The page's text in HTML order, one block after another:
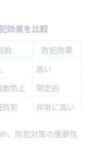
ムの選び方
スフィルムの特長
ルムのポイント
ィルムの違いを
ィルムをチェッ
効果を比較
的
防犯効果
高い
散防止
限定的
防犯 非常に高い
、防犯対策の重要性